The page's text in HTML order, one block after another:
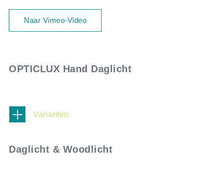
Naar Vimeo-Video
OPTICLUX Hand Daglicht
Varianten
Daglicht & Woodlicht